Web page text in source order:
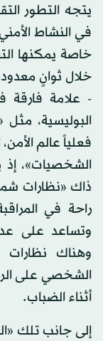
يتجه التطور
في النشاط
خاصة يمكنها
خلال ثوانٍ
- علامة فارقة
البوليسية،
فعلياً عالم
الشخصيات»،
ذاك «نظارات
راحة في
وتساعد على
وهناك
الشخصي على
أثناء الضباب.
إلى جانب تلك